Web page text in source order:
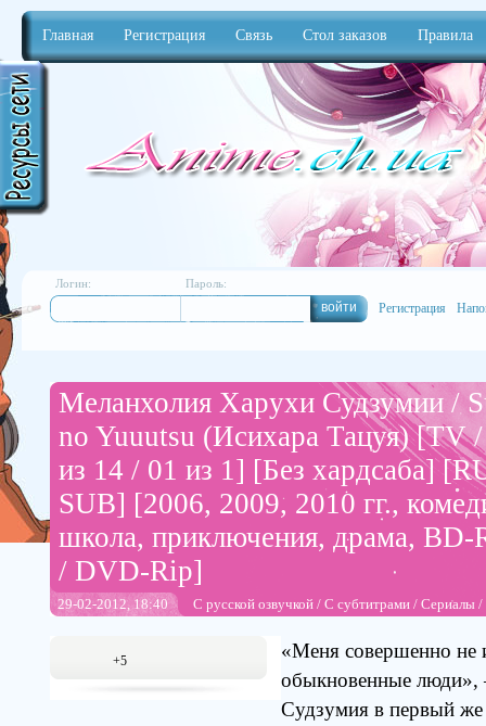
Главная Регистрация Связь Стол заказов Правила
Логин: Пароль:
Регистрация
Меланхолия Харухи Судзумии /
no Yuuutsu (Исихара Тацуя) [TV
из 14 / 01 из 1] [Без хардсаба]
SUB] [2006, 2009, 2010 гг.,
школа, приключения, драма,
/ DVD-Rip]
29-02-2012, 18:40 С русской озвучкой / С субтитрами / Сериалы /
+5
«Меня совершенно не
обыкновенные
Судзумия в первый